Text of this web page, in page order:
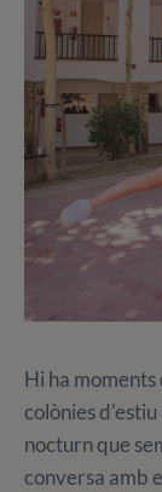
Hi ha
colònies d'estiu
nocturn que
conversa amb